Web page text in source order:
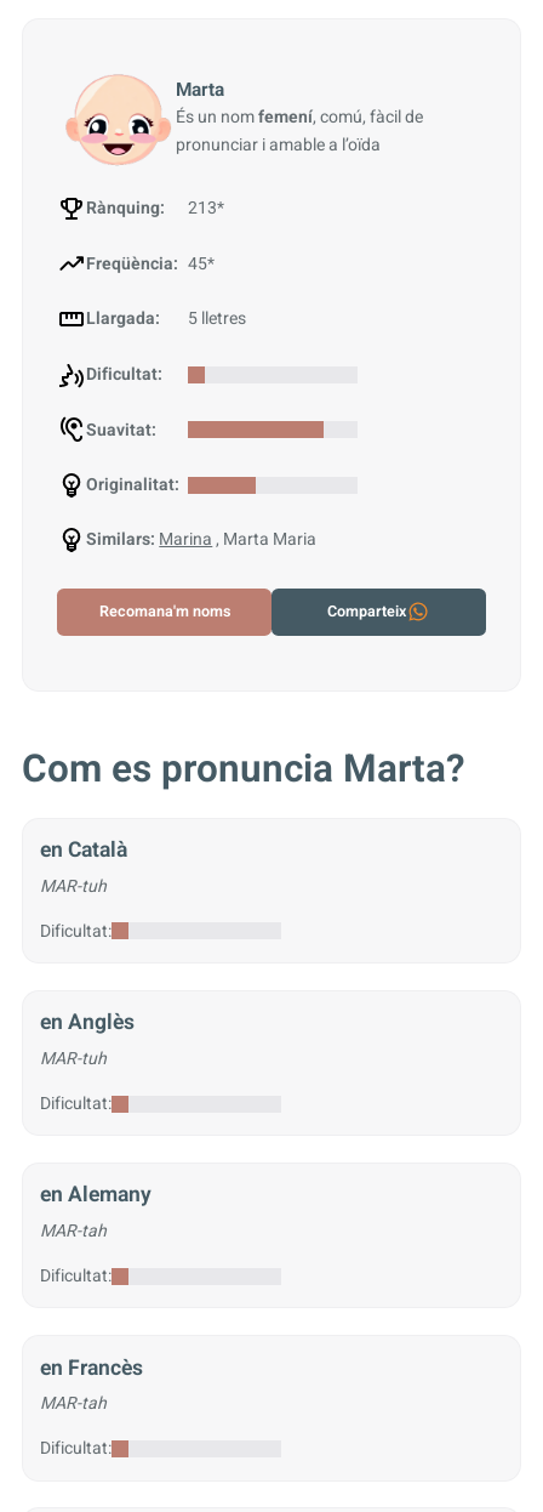
Rànquing: 213*
Freqüència: 45*
Llargada: 5 lletres
Dificultat:
Suavitat:
Originalitat:
Similars: Marina, Marta Maria
Recomana'm noms Comparteix
Marta
És un nomfemení, comú, fàcil de
pronunciar i amable a l’oïda
Com es pronuncia Marta?
en Català
MAR-tuh
Dificultat:
en Anglès
MAR-tuh
Dificultat:
en Alemany
MAR-tah
Dificultat:
en Francès
MAR-tah
Dificultat: